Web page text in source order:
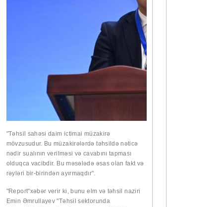
"Təhsil sahəsi daim ictimai müzakirə
mövzusudur. Bu müzakirələrdə təhsildə nəticə
nədir sualının verilməsi və cavabını tapması
olduqca vacibdir. Bu məsələdə əsas olan fakt və
rəyləri bir-birindən ayırmaqdır".
"Report"xəbər verir ki, bunu elm və təhsil naziri
Emin Əmrullayev "Təhsil sektorunda